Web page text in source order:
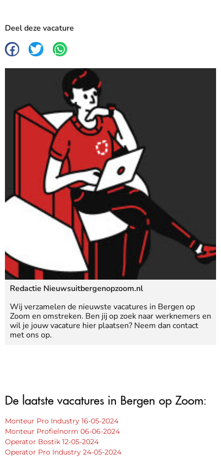
Deel deze vacature
Redactie Nieuwsuitbergenopzoom.nl
Wij verzamelen de nieuwste vacatures in Bergen op
Zoom en omstreken. Ben jij op zoek naar werknemers en
wil je jouw vacature hier plaatsen? Neem dan contact
met ons op.
De laatste vacatures in Bergen op Zoom:
Monteur Pro Industry 16-05-2024
Monteur Profielnorm 06-06-2024
Operator Bostik 12-05-2024
Operator Pro Industry 24-05-2024